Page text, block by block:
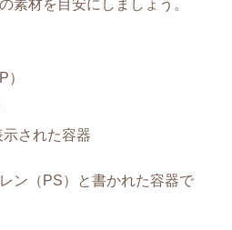
素材を目安にしましょう。
された容器
ン（PS）と書かれた容器で